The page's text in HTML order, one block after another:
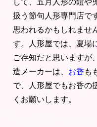
扱う節句人形専門店で
思われるかもしれませ
す。人形屋では、夏場
ご存知だと思いますが
造メーカーは、 お香 も
で、人形屋でもお香の
くお願いします。